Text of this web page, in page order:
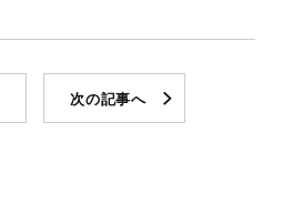
次の記事へ